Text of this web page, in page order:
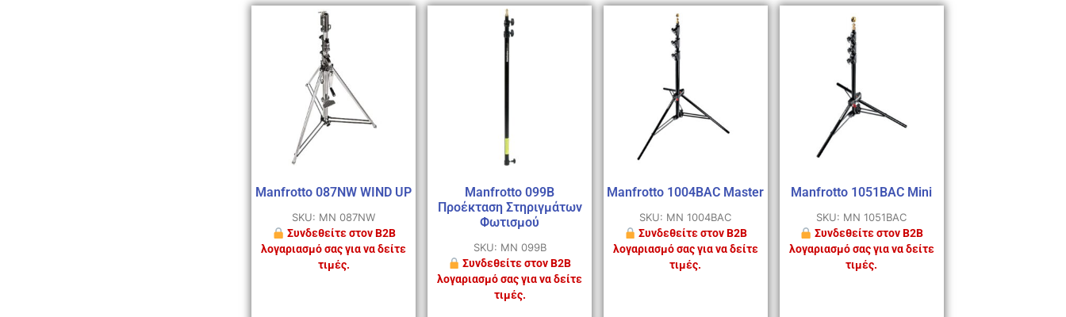
Manfrotto 087NW WIND UP
SKU: MN 087NW
Συνδεθείτε στον B2B
λογαριασμό σας για να δείτε
τιμές.
Manfrotto 099B
Προέκταση Στηριγμάτων
Φωτισμού
SKU: MN 099B
Συνδεθείτε στον B2B
λογαριασμό σας για να δείτε
τιμές.
Manfrotto 1004BAC Master
SKU: MN 1004BAC
Συνδεθείτε στον B2B
λογαριασμό σας για να δείτε
τιμές.
Manfrotto 1051BAC Mini
SKU: MN 1051BAC
Συνδεθείτε στον B2B
λογαριασμό σας για να δείτε
τιμές.